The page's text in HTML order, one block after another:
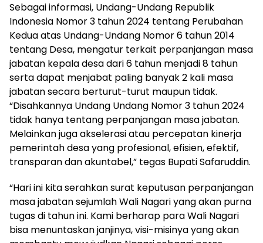
Sebagai informasi, Undang-Undang Republik
Indonesia Nomor 3 tahun 2024 tentang Perubahan
Kedua atas Undang-Undang Nomor 6 tahun 2014
tentang Desa, mengatur terkait perpanjangan masa
jabatan kepala desa dari 6 tahun menjadi 8 tahun
serta dapat menjabat paling banyak 2 kali masa
jabatan secara berturut-turut maupun tidak.
“Disahkannya Undang Undang Nomor 3 tahun 2024
tidak hanya tentang perpanjangan masa jabatan.
Melainkan juga akselerasi atau percepatan kinerja
pemerintah desa yang profesional, efisien, efektif,
transparan dan akuntabel,” tegas Bupati Safaruddin.
“Hari ini kita serahkan surat keputusan perpanjangan
masa jabatan sejumlah Wali Nagari yang akan purna
tugas di tahun ini. Kami berharap para Wali Nagari
bisa menuntaskan janjinya, visi-misinya yang akan